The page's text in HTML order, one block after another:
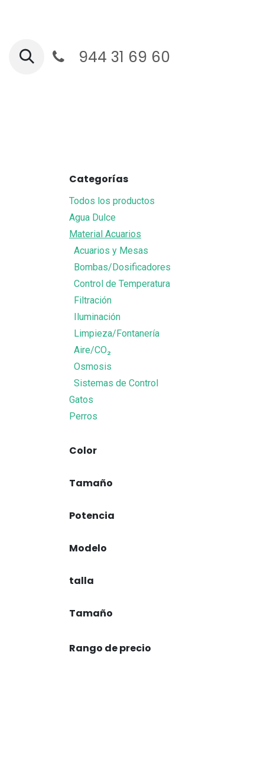
944 31 69 60
Categorías
Todos los productos
Agua Dulce
Material Acuarios
Acuarios y Mesas
Bombas/Dosificadores
Control de Temperatura
Filtración
Iluminación
Limpieza/Fontanería
Aire/CO₂
Osmosis
Sistemas de Control
Gatos
Perros
Color
Tamaño
Potencia
Modelo
talla
Tamaño
Rango de precio